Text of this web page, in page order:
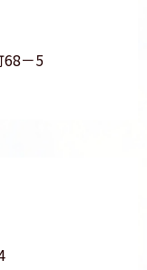
－5